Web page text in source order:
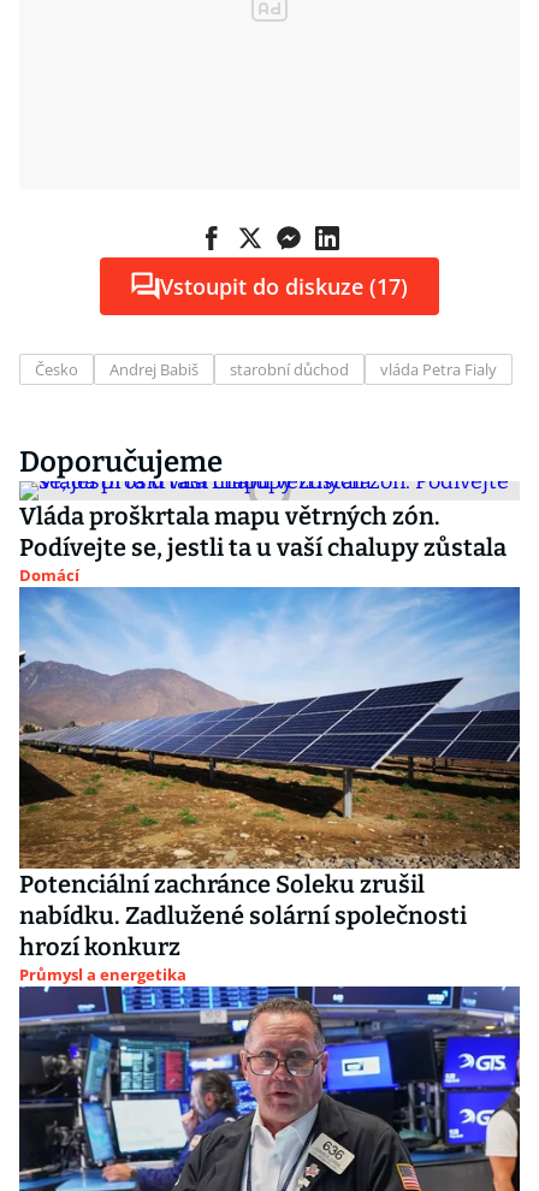
Vstoupit do diskuze (17)
Česko Andrej Babiš starobní důchod vláda Petra Fialy
Doporučujeme
Vláda proškrtala mapu větrných zón.
Podívejte se, jestli ta u vaší chalupy zůstala
Domácí
Potenciální zachránce Soleku zrušil
nabídku. Zadlužené solární společnosti
hrozí konkurz
Průmysl a energetika